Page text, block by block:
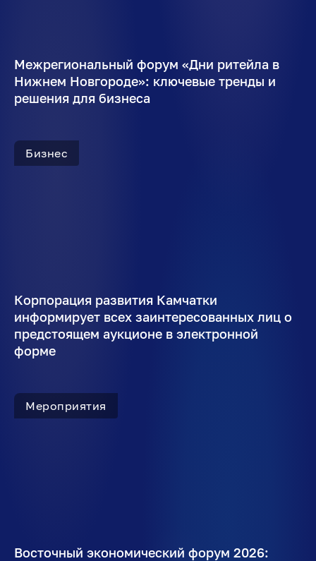
Межрегиональный форум «Дни ритейла в
Нижнем Новгороде»: ключевые тренды и
решения для бизнеса
Бизнес
Корпорация развития Камчатки
информирует всех заинтересованных лиц о
предстоящем аукционе в электронной
форме
Мероприятия
Восточный экономический форум 2026: